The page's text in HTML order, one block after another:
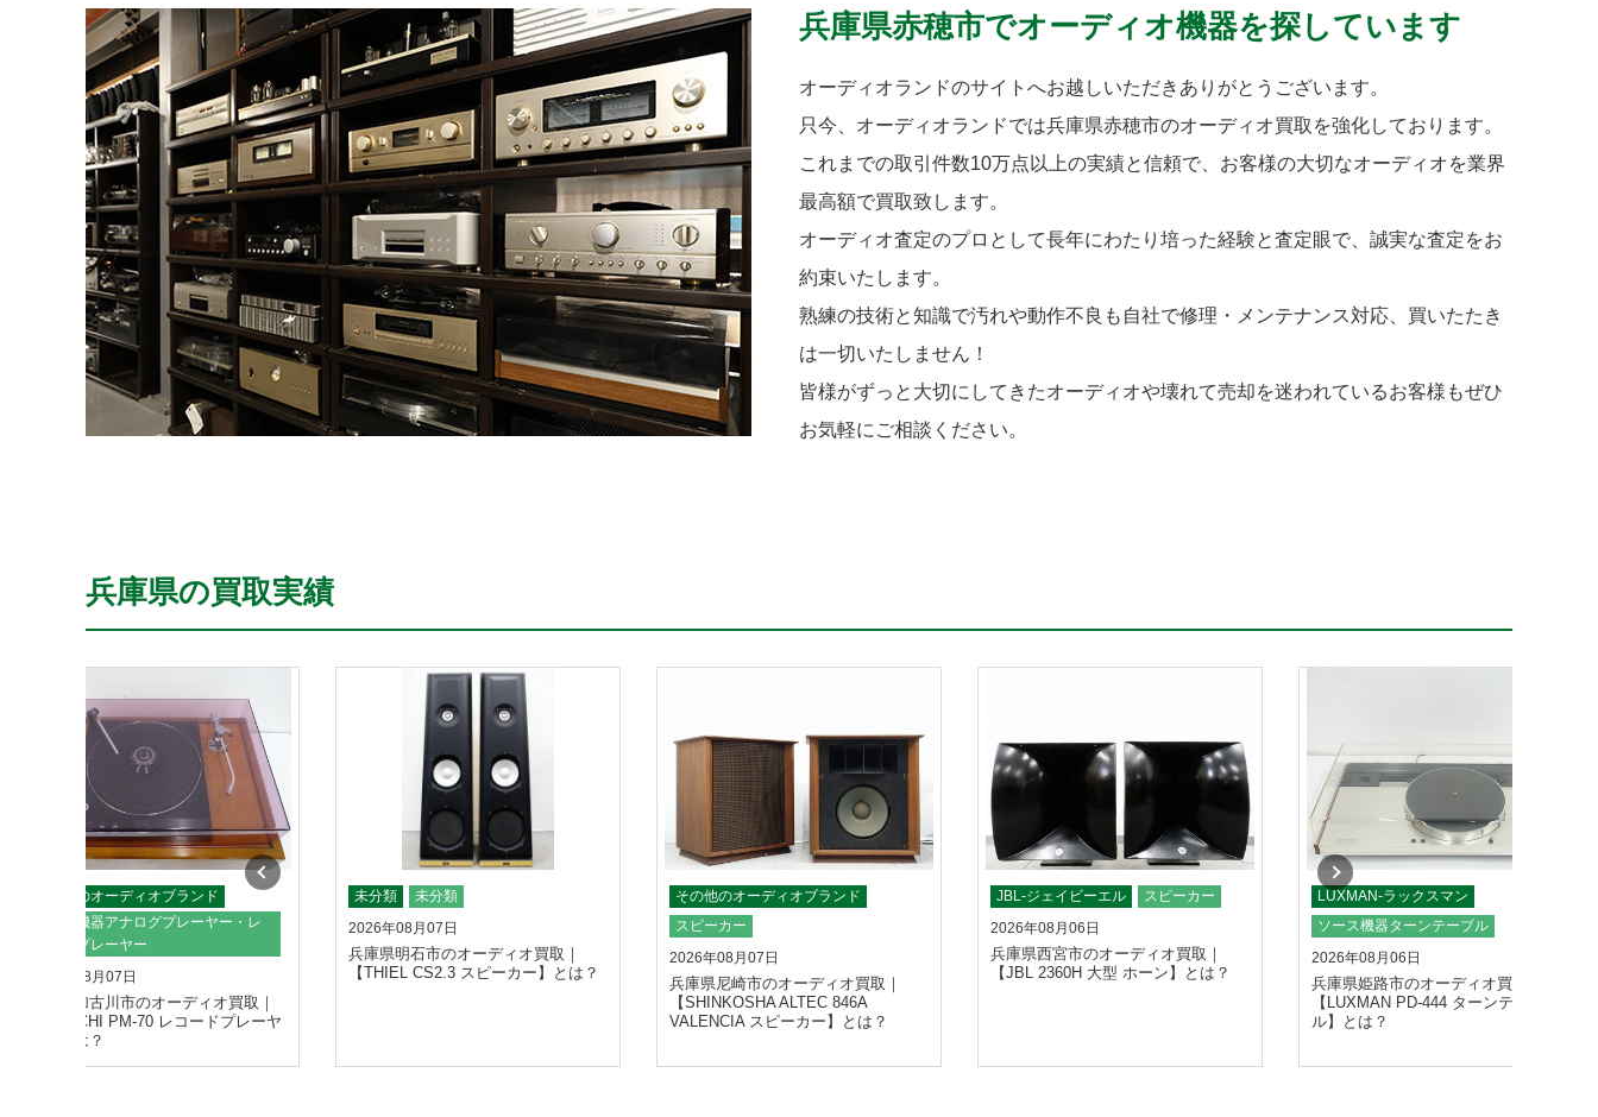
兵庫県赤穂市でオーディオ機器を探しています
オーディオランドのサイトへお越しいただきありがとうございます。
只今、オーディオランドでは兵庫県赤穂市のオーディオ買取を強化しております。
これまでの取引件数10万点以上の実績と信頼で、お客様の大切なオーディオを業界
最高額で買取致します。
オーディオ査定のプロとして長年にわたり培った経験と査定眼で、誠実な査定をお
約束いたします。
熟練の技術と知識で汚れや動作不良も自社で修理・メンテナンス対応、買いたたき
は一切いたしません！
皆様がずっと大切にしてきたオーディオや壊れて売却を迷われているお客様もぜひ
お気軽にご相談ください。
兵庫県の買取実績
その他のオーディオブランド
ソース機器アナログプレーヤー・レ
コードプレーヤー
2026年08月07日
兵庫県加古川市のオーディオ買取｜
【HITACHI PM-70 レコードプレーヤ
ー】とは？
未分類
未分類
2026年08月07日
兵庫県明石市のオーディオ買取｜
【THIEL CS2.3 スピーカー】とは？
その他のオーディオブランド
スピーカー
2026年08月07日
兵庫県尼崎市のオーディオ買取｜
【SHINKOSHA ALTEC 846A
VALENCIA スピーカー】とは？
JBL-ジェイビーエル
スピーカー
2026年08月06日
兵庫県西宮市のオーディオ買取｜
【JBL 2360H 大型 ホーン】とは？
LUXMAN-ラックスマン
ソース機器ターンテーブル
2026年08月06日
兵庫県姫路市のオーディオ買取｜
【LUXMAN PD-444 ターンテーブ
ル】とは？